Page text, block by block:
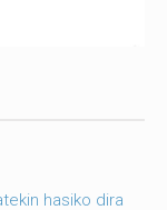
hasiko dira